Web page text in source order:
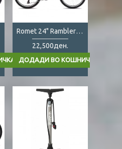
Romet 24" Rambler red
22,500ден.